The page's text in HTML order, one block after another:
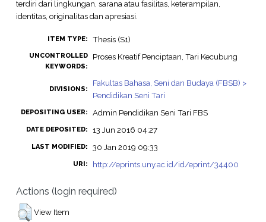
terdiri dari lingkungan, sarana atau fasilitas, keterampilan,
identitas, originalitas dan apresiasi.
ITEM TYPE: Thesis (S1)
UNCONTROLLED
KEYWORDS:
Proses Kreatif Penciptaan, Tari Kecubung
DIVISIONS:
Fakultas Bahasa, Seni dan Budaya (FBSB) >
Pendidikan Seni Tari
DEPOSITING USER: Admin Pendidikan Seni Tari FBS
DATE DEPOSITED: 13 Jun 2016 04:27
LAST MODIFIED: 30 Jan 2019 09:33
URI: http://eprints.uny.ac.id/id/eprint/34400
Actions (login required)
View Item